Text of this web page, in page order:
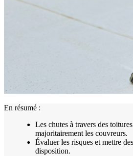
En résumé :
Les chutes à travers des
majoritairement les couvreurs.
Évaluer les risques et mettre
disposition.